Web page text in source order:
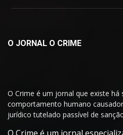
O JORNAL O CRIME
O Crime é um jornal que existe
comportamento humano
jurídico tutelado passível de